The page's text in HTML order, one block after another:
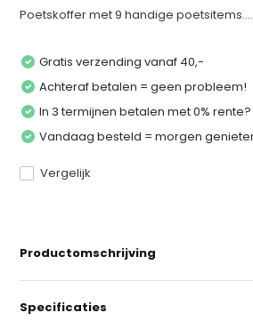
Poetskoffer met 9 handige
Gratis verzending vanaf 40,-
Achteraf betalen = geen probleem!
In 3 termijnen betalen met 0%
Vandaag besteld = morgen
Vergelijk
Productomschrijving
Specificaties